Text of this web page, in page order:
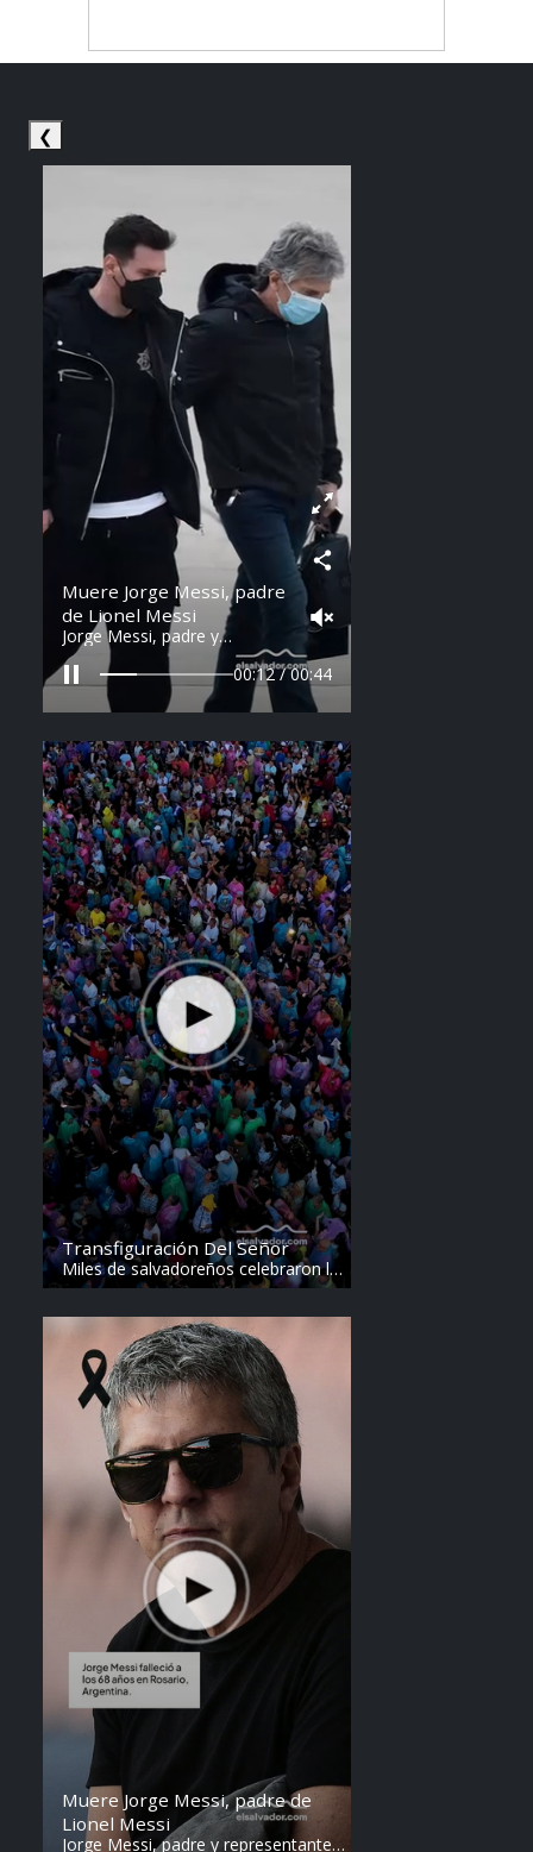
❮
Muere Jorge Messi, padre
de Lionel Messi
Jorge Messi, padre y
representante de Lionel
Messi, falleció a los 68 años
en Argentina. Fue una figura
clave en la carrera del astro
años.
00:14 / 00:44
Transfiguración Del Señor
Miles de salvadoreños celebraron la
Transfiguración del Divino Salvador
Steven Anzora
Muere Jorge Messi, padre de
Lionel Messi
Jorge Messi, padre y representante